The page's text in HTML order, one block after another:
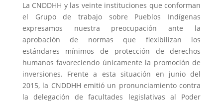
La CNDDHH y las veinte instituciones que conforman
el Grupo de trabajo sobre Pueblos Indígenas
expresamos nuestra preocupación ante la
aprobación de normas que flexibilizan los
estándares mínimos de protección de derechos
humanos favoreciendo únicamente la promoción de
inversiones. Frente a esta situación en junio del
2015, la CNDDHH emitió un pronunciamiento contra
la delegación de facultades legislativas al Poder